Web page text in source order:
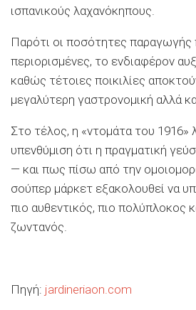
ισπανικούς λαχανόκηπους.
Παρότι οι ποσότητες παραγωγής
περιορισμένες, το ενδιαφέρον
καθώς τέτοιες ποικιλίες
μεγαλύτερη γαστρονομική αλλά
Στο τέλος, η «ντομάτα του 1916»
υπενθύμιση ότι η πραγματική
— και πως πίσω από την
σούπερ μάρκετ εξακολουθεί να
πιο αυθεντικός, πιο πολύπλοκος
ζωντανός.
Πηγή: jardineriaon.com